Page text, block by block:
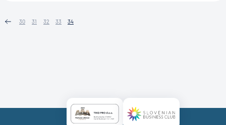
30 31 32 33 34
Certificate AAA LogoCertificate SBC Logo